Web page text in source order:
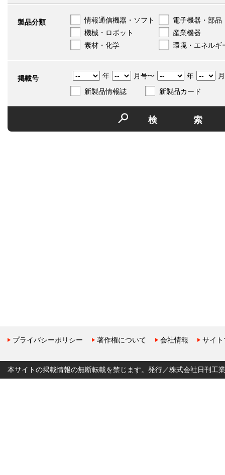
製品分類 情報通信機器・ソフト
電子機器・部品
機械・ロボット
産業機器
素材・化学
環境・エネルギ
掲載号 年 月号〜 年
新製品情報誌
新製品カード
検
プライバシーポリシー 著作権について 会社情報 サイ
本サイトの掲載情報の無断転載を禁じます。発行／株式会社日刊